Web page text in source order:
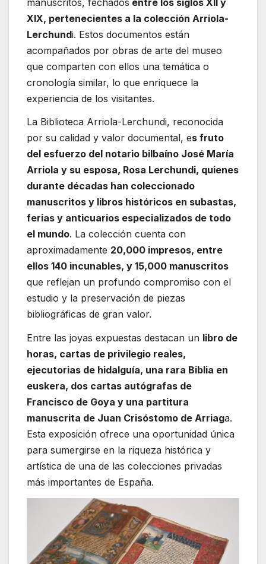
XIX, pertenecientes a la colección Arriola-
Lerchundi. Estos documentos están
acompañados por obras de arte del museo
que comparten con ellos una temática o
cronología similar, lo que enriquece la
experiencia de los visitantes.
La Biblioteca Arriola-Lerchundi, reconocida
por su calidad y valor documental, es fruto
del esfuerzo del notario bilbaíno José María
Arriola y su esposa, Rosa Lerchundi, quienes
durante décadas han coleccionado
manuscritos y libros históricos en subastas,
ferias y anticuarios especializados de todo
el mundo. La colección cuenta con
aproximadamente 20,000 impresos, entre
ellos 140 incunables, y 15,000 manuscritos
que reflejan un profundo compromiso con el
estudio y la preservación de piezas
bibliográficas de gran valor.
Entre las joyas expuestas destacan un libro de
horas, cartas de privilegio reales,
ejecutorias de hidalguía, una rara Biblia en
euskera, dos cartas autógrafas de
Francisco de Goya y una partitura
manuscrita de Juan Crisóstomo de Arriaga.
Esta exposición ofrece una oportunidad única
para sumergirse en la riqueza histórica y
artística de una de las colecciones privadas
más importantes de España.